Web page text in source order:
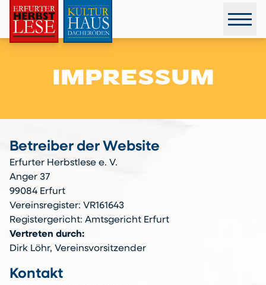
IMPRESSUM
Betreiber der Website
Erfurter Herbstlese e. V.
Anger 37
99084 Erfurt
Vereinsregister: VR161643
Registergericht: Amtsgericht Erfurt
Vertreten durch:
Dirk Löhr, Vereinsvorsitzender
Kontakt